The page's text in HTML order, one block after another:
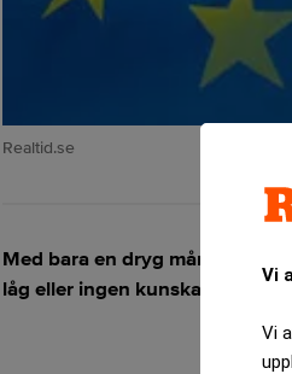
Vi
Vi
Realtid.se
Med bara en dryg månad kvar
låg eller ingen kunskap alls